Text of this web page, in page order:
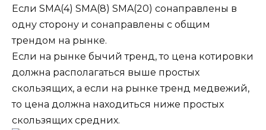
Если SMA(4) SMA(8) SMA(20) сонаправлены в
одну сторону и сонаправлены с общим
трендом на рынке.
Если на рынке бычий тренд, то цена котировки
должна располагаться выше простых
скользящих, а если на рынке тренд медвежий,
то цена должна находиться ниже простых
скользящих средних.